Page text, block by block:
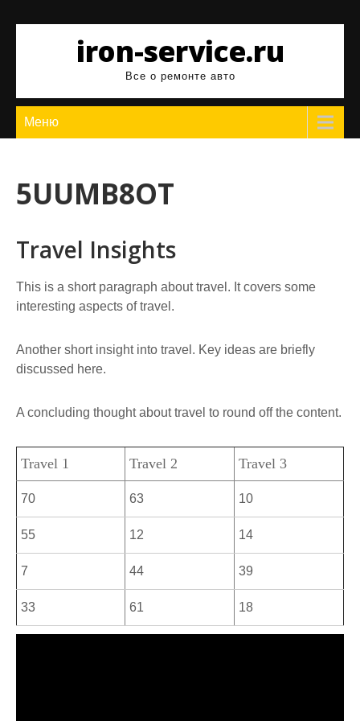
содержимомуiron-service.ru
Все о ремонте авто
Меню
5UUMB8OT
Travel Insights
This is a short paragraph about travel. It covers some
interesting aspects of travel.
Another short insight into travel. Key ideas are briefly
discussed here.
A concluding thought about travel to round off the content.
Travel 1 Travel 2 Travel 3
70 63 10
55 12 14
7 44 39
33 61 18